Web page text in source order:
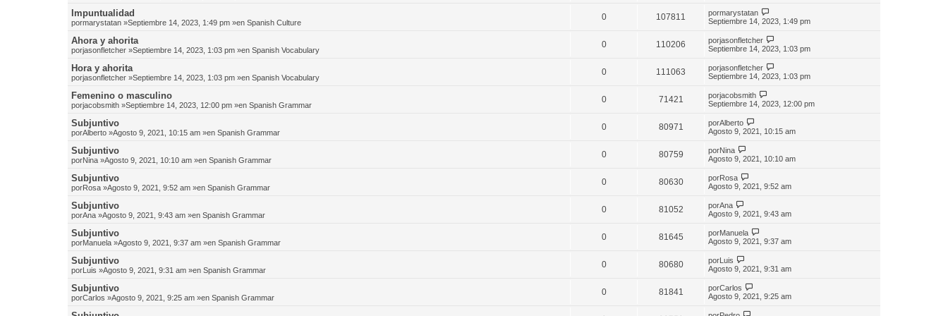
Impuntualidad
pormarystatan »Septiembre 14, 2023, 1:49 pm »en Spanish Culture
0 107811 pormarystatan
Septiembre 14, 2023, 1:49 pm
Ahora y ahorita
porjasonfletcher »Septiembre 14, 2023, 1:03 pm »en Spanish Vocabulary
0 110206 porjasonfletcher
Septiembre 14, 2023, 1:03 pm
Hora y ahorita
porjasonfletcher »Septiembre 14, 2023, 1:03 pm »en Spanish Vocabulary
0 111063 porjasonfletcher
Septiembre 14, 2023, 1:03 pm
Femenino o masculino
porjacobsmith »Septiembre 14, 2023, 12:00 pm »en Spanish Grammar
0 71421 porjacobsmith
Septiembre 14, 2023, 12:00 pm
Subjuntivo
porAlberto »Agosto 9, 2021, 10:15 am »en Spanish Grammar
0 80971 porAlberto
Agosto 9, 2021, 10:15 am
Subjuntivo
porNina »Agosto 9, 2021, 10:10 am »en Spanish Grammar
0 80759 porNina
Agosto 9, 2021, 10:10 am
Subjuntivo
porRosa »Agosto 9, 2021, 9:52 am »en Spanish Grammar
0 80630 porRosa
Agosto 9, 2021, 9:52 am
Subjuntivo
porAna »Agosto 9, 2021, 9:43 am »en Spanish Grammar
0 81052 porAna
Agosto 9, 2021, 9:43 am
Subjuntivo
porManuela »Agosto 9, 2021, 9:37 am »en Spanish Grammar
0 81645 porManuela
Agosto 9, 2021, 9:37 am
Subjuntivo
porLuis »Agosto 9, 2021, 9:31 am »en Spanish Grammar
0 80680 porLuis
Agosto 9, 2021, 9:31 am
Subjuntivo
porCarlos »Agosto 9, 2021, 9:25 am »en Spanish Grammar
0 81841 porCarlos
Agosto 9, 2021, 9:25 am